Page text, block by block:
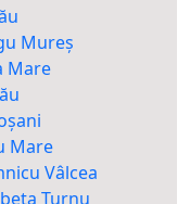
Mureș
Mare
Mare
Vâlcea
Turnu